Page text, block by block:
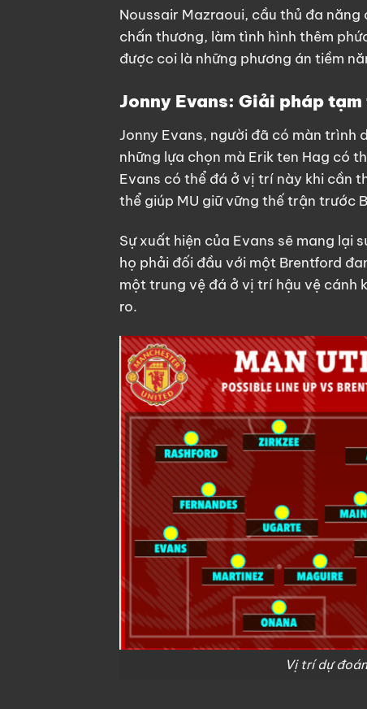
Noussair Mazraoui, cầu thủ đa
chấn thương, làm tình hình thêm
được coi là những phương án tiềm
Jonny Evans: Giải pháp
Jonny Evans, người đã có màn
những lựa chọn mà Erik ten Hag có
Evans có thể đá ở vị trí này khi cần
thể giúp MU giữ vững thế trận trước
Sự xuất hiện của Evans sẽ mang lại
họ phải đối đầu với một Brentford
một trung vệ đá ở vị trí hậu vệ cánh
ro.
Vị trí dự